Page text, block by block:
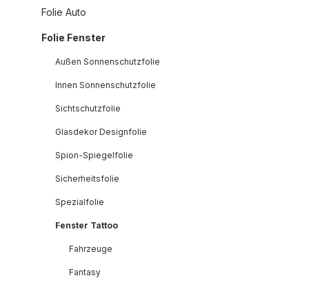
Folie Auto
Folie Fenster
Außen Sonnenschutzfolie
Innen Sonnenschutzfolie
Sichtschutzfolie
Glasdekor Designfolie
Spion-Spiegelfolie
Sicherheitsfolie
Spezialfolie
Fenster Tattoo
Fahrzeuge
Fantasy